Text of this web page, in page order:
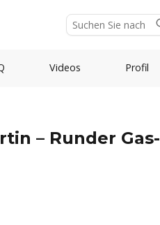
Videos Profil
– Runder Gas-